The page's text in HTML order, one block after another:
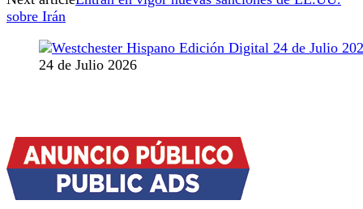
sobre Irán
24 de Julio 2026